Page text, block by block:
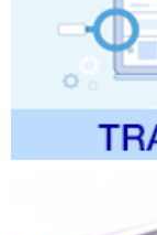
Số kí hiệu:
Tên: Quyết
được sửa đổi,
trình điện tử
lịch thuộc phạm
thao và Du lịch
Ngày ban hành:
Tên: Về việc